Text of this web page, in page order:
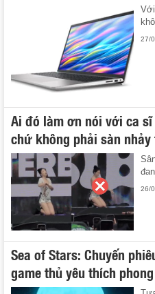
27/
Ai đó làm ơn nói với ca sĩ
chứ không phải sàn
26/
Sea of Stars: Chuyến
game thủ yêu thích